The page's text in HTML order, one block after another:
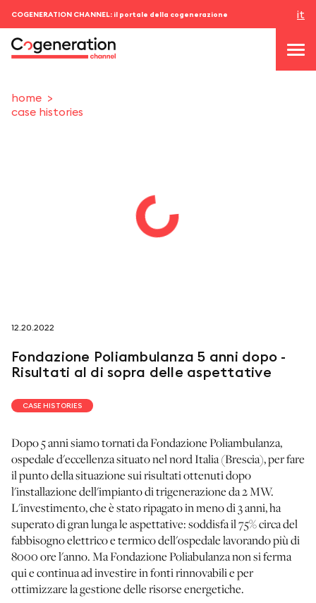
COGENERATION CHANNEL: il portale della cogenerazione it
seguici su
netzerotube
home
case histories
12.20.2022
Fondazione Poliambulanza 5 anni dopo -
Risultati al di sopra delle aspettative
CASE HISTORIES
Dopo 5 anni siamo tornati da Fondazione Poliambulanza,
ospedale d'eccellenza situato nel nord Italia (Brescia), per fare
il punto della situazione sui risultati ottenuti dopo
l'installazione dell'impianto di trigenerazione da 2 MW.
L'investimento, che è stato ripagato in meno di 3 anni, ha
superato di gran lunga le aspettative: soddisfa il 75% circa del
fabbisogno elettrico e termico dell'ospedale lavorando più di
8000 ore l'anno. Ma Fondazione Poliabulanza non si ferma
qui e continua ad investire in fonti rinnovabili e per
ottimizzare la gestione delle risorse energetiche.